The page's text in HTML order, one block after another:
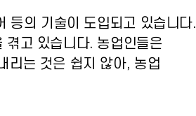
등의 기술이 도입되고 있습니다.
고 있습니다. 농업인들은
리는 것은 쉽지 않아, 농업